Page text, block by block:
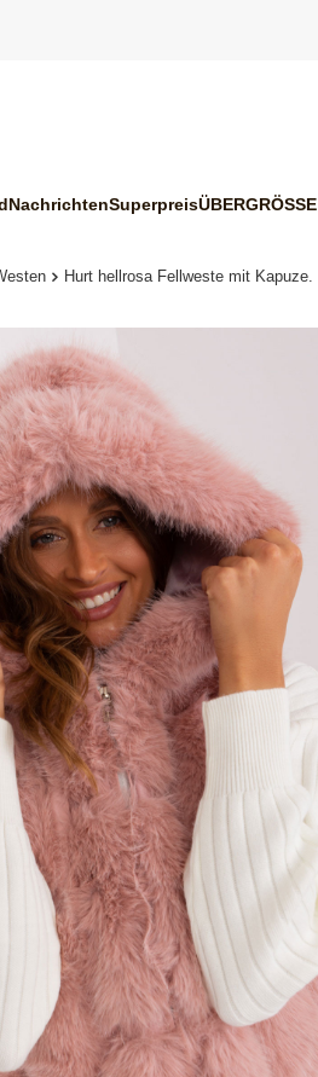
NachrichtenSuperpreisÜBERGRÖSSE
Hurt hellrosa Fellweste mit Kapuze.